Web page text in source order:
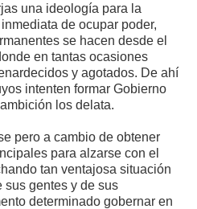
una ideología para la
de ocupar poder,
se hacen desde el
en tantas ocasiones
y agotados. De ahí
intenten formar Gobierno
los delata.
pero a cambio de obtener
para alzarse con el
tan ventajosa situación
sus gentes y de sus
determinado gobernar en